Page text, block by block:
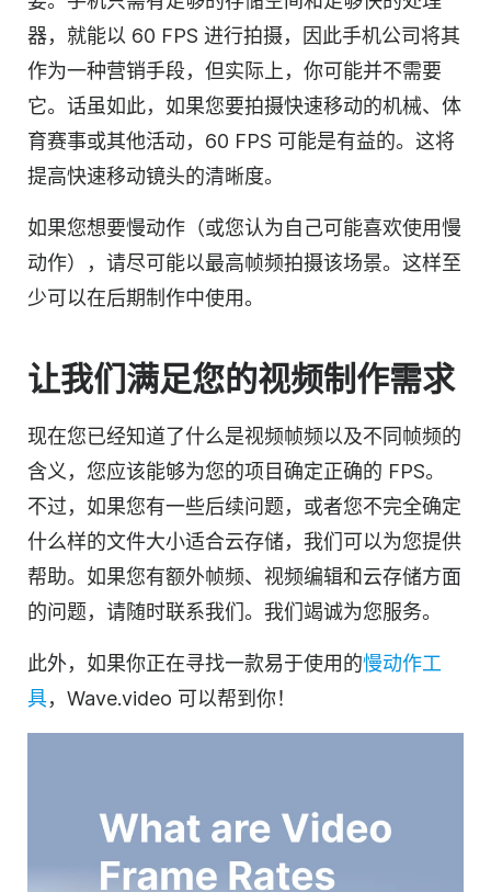
器，就能以 60 FPS 进行拍摄，因此手机公司将其
作为一种营销手段，但实际上，你可能并不需要
它。话虽如此，如果您要拍摄快速移动的机械、体
育赛事或其他活动，60 FPS 可能是有益的。这将
提高快速移动镜头的清晰度。
如果您想要慢动作（或您认为自己可能喜欢使用慢
动作），请尽可能以最高帧频拍摄该场景。这样至
少可以在后期制作中使用。
让我们满足您的视频制作需求
现在您已经知道了什么是视频帧频以及不同帧频的
含义，您应该能够为您的项目确定正确的 FPS。
不过，如果您有一些后续问题，或者您不完全确定
什么样的文件大小适合云存储，我们可以为您提供
帮助。如果您有额外帧频、视频编辑和云存储方面
的问题，请随时联系我们。我们竭诚为您服务。
此外，如果你正在寻找一款易于使用的慢动作工
具，Wave.video 可以帮到你！